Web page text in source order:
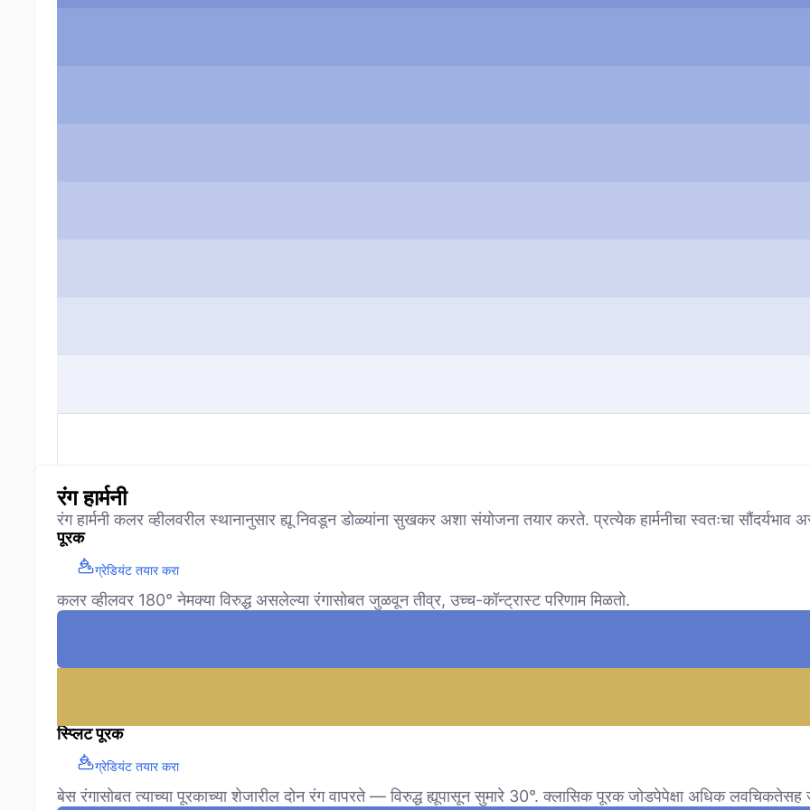
रंग हार्मनी
रंग हार्मनी कलर व्हीलवरील स्थानानुसार ह्यू निवडून डोळ्यांना सुखकर अशा संयोजना तयार करते. प्रत्येक हार्मनीचा स्वतःचा सौंदर्यभाव
पूरक
ग्रेडियंट तयार करा
कलर व्हीलवर 180° नेमक्या विरुद्ध असलेल्या रंगासोबत जुळवून तीव्र, उच्च-कॉन्ट्रास्ट परिणाम मिळतो.
स्प्लिट पूरक
ग्रेडियंट तयार करा
बेस रंगासोबत त्याच्या पूरकाच्या शेजारील दोन रंग वापरते — विरुद्ध ह्यूपासून सुमारे 30°. क्लासिक पूरक जोडपेपेक्षा अधिक लवचिकतेसह